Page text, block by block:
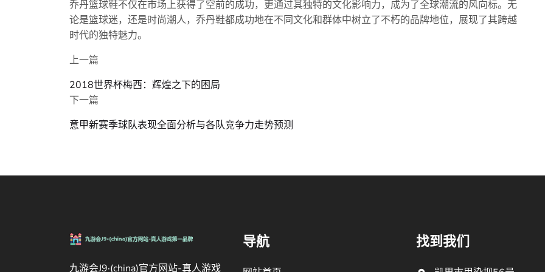
乔丹篮球鞋不仅在市场上获得了空前的成功，更通过其独特的文化影响力，成为了全球潮流的风向标。无
论是篮球迷，还是时尚潮人，乔丹鞋都成功地在不同文化和群体中树立了不朽的品牌地位，展现了其跨越
时代的独特魅力。
上一篇
2018世界杯梅西：辉煌之下的困局
下一篇
意甲新赛季球队表现全面分析与各队竞争力走势预测
九游会J9·(china)官方网站-真人游戏
导航 找到我们